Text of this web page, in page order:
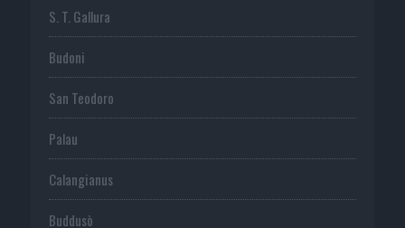
S. T. Gallura
Budoni
San Teodoro
Palau
Calangianus
Buddusò